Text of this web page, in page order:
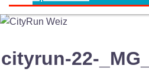
cityrun-22-